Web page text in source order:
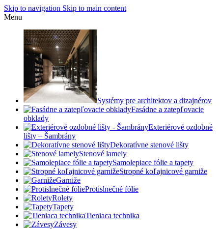
Skip to navigation Skip to main content
Menu
Systémy pre architektov a dizajnérov
Fasádne a zatepľovacie
obklady
Exteriérové ozdobné
lišty – Šambrány
Dekoratívne stenové lišty
Stenové lamely
Samolepiace fólie a tapety
Stropné koľajnicové garniže
Garniže
Protislnečné fólie
Rolety
Tapety
Tieniaca technika
Závesy